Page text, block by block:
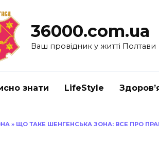
36000.com.ua
Ваш провідник у житті Полтави
знати LifeStyle
» ЩО ТАКЕ ШЕНГЕНСЬКА ЗОНА: ВСЕ ПРО